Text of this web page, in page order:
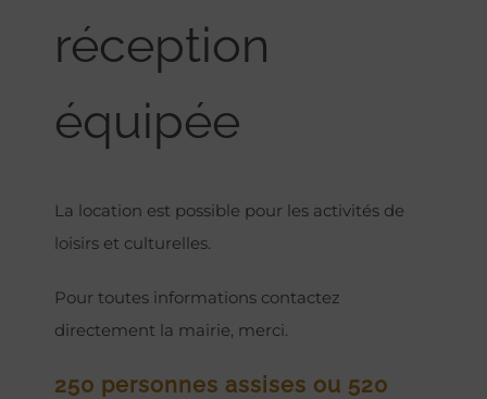
réception
équipée
La location est possible pour les activités de
loisirs et culturelles.
Pour toutes informations contactez
directement la mairie, merci.
250 personnes assises ou 520